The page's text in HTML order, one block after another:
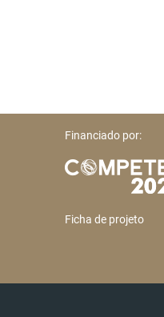
Financiado por:
Ficha de projeto